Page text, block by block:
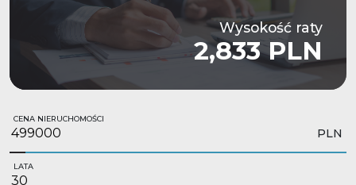
Wysokość raty
2,833 PLN
CENA NIERUCHOMOŚCI
PLN
LATA